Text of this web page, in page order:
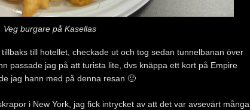
Veg burgare på Kasellas
till hotellet, checkade ut och tog sedan tunnelbanan över
passade jag på att turista lite, dvs knäppa ett kort på Empire
jag hann med på denna resan 🙂
i New York, jag fick intrycket av att det var avsevärt många